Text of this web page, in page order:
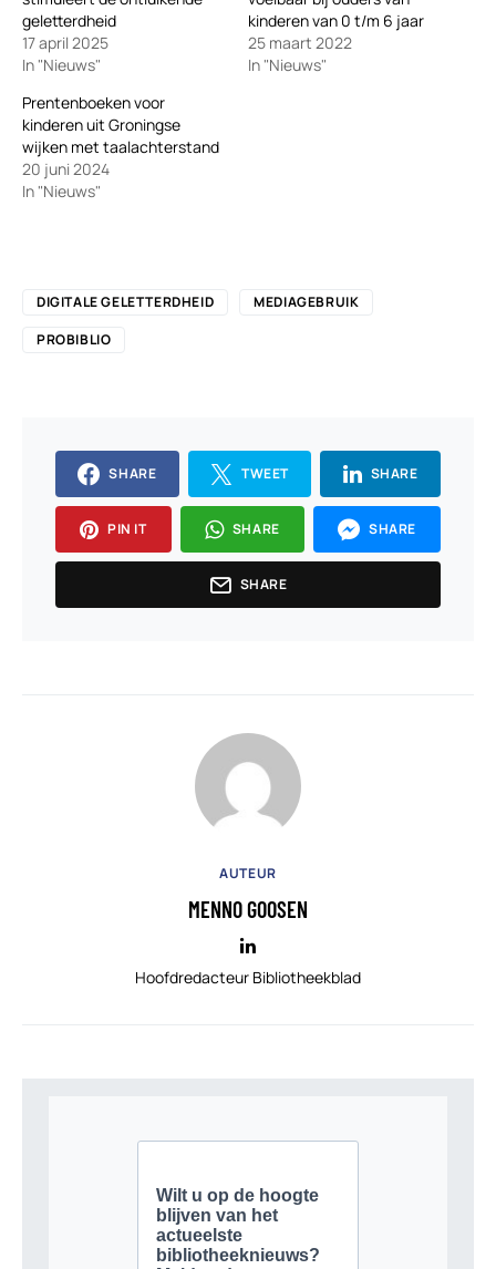
geletterdheid
17 april 2025
In "Nieuws"
kinderen van 0 t/m 6 jaar
25 maart 2022
In "Nieuws"
Prentenboeken voor
kinderen uit Groningse
wijken met taalachterstand
20 juni 2024
In "Nieuws"
DIGITALE GELETTERDHEID
MEDIAGEBRUIK
PROBIBLIO
SHARE TWEET SHARE
PIN IT SHARE SHARE
SHARE
AUTEUR
MENNO GOOSEN
Hoofdredacteur Bibliotheekblad